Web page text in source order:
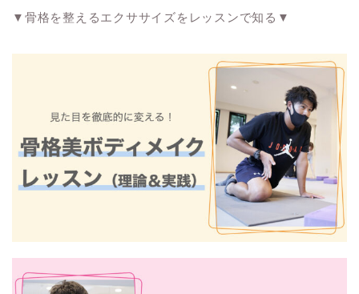
▼骨格を整えるエクササイズをレッスンで知る▼